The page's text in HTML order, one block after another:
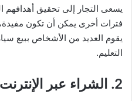
يسعى التجار إلى تحقيق أهدافهم
فترات أخرى يمكن أن تكون
يقوم العديد من الأشخاص ببيع
التعليم.
2. الشراء عبر الإنترنت